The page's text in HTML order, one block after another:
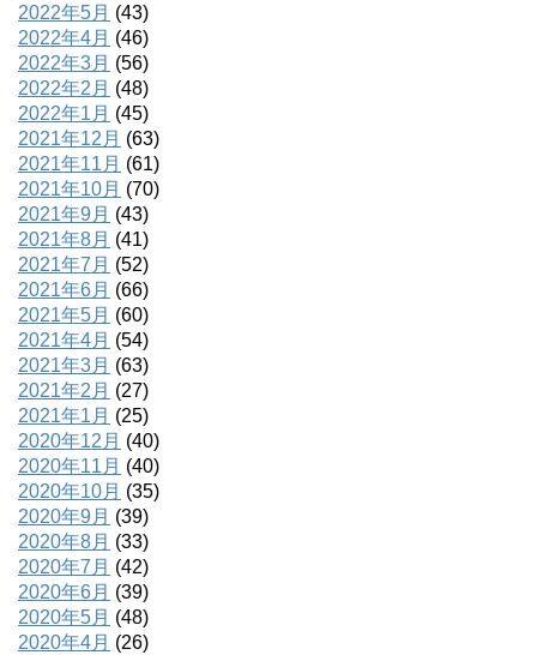
2022年5月 (43)
2022年4月 (46)
2022年3月 (56)
2022年2月 (48)
2022年1月 (45)
2021年12月 (63)
2021年11月 (61)
2021年10月 (70)
2021年9月 (43)
2021年8月 (41)
2021年7月 (52)
2021年6月 (66)
2021年5月 (60)
2021年4月 (54)
2021年3月 (63)
2021年2月 (27)
2021年1月 (25)
2020年12月 (40)
2020年11月 (40)
2020年10月 (35)
2020年9月 (39)
2020年8月 (33)
2020年7月 (42)
2020年6月 (39)
2020年5月 (48)
2020年4月 (26)